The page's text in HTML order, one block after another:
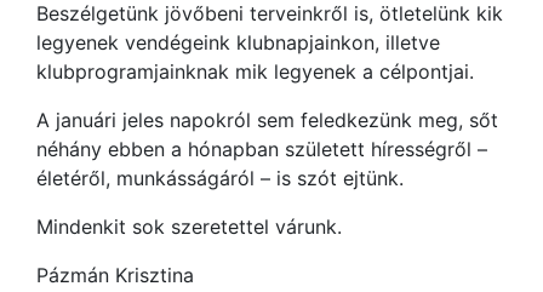
Beszélgetünk jövőbeni terveinkről is, ötletelünk kik
legyenek vendégeink klubnapjainkon, illetve
klubprogramjainknak mik legyenek a célpontjai.
A januári jeles napokról sem feledkezünk meg, sőt
néhány ebben a hónapban született hírességről –
életéről, munkásságáról – is szót ejtünk.
Mindenkit sok szeretettel várunk.
Pázmán Krisztina